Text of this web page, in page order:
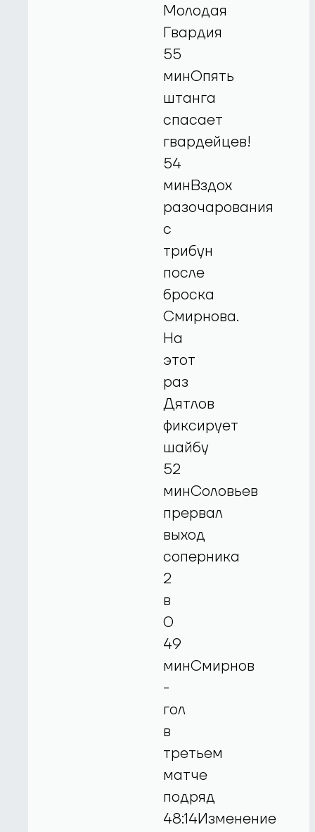
Молодая
Гвардия
55
минОпять
штанга
спасает
гвардейцев!
54
минВздох
разочарования
с
трибун
после
броска
Смирнова.
На
этот
раз
Дятлов
фиксирует
шайбу
52
минСоловьев
прервал
выход
соперника
2
в
0
49
минСмирнов
-
гол
в
третьем
матче
подряд
48:14Изменение